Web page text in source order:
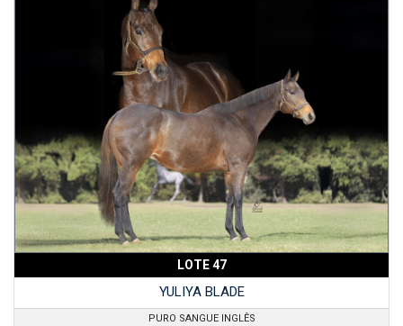
LOTE 47
YULIYA BLADE
PURO SANGUE INGLÊS